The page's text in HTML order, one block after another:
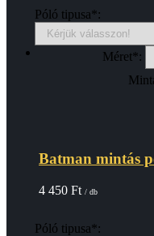
Póló tipusa*:
Méret*:
Batman mintás
4 450 Ft / db
Póló tipusa*: